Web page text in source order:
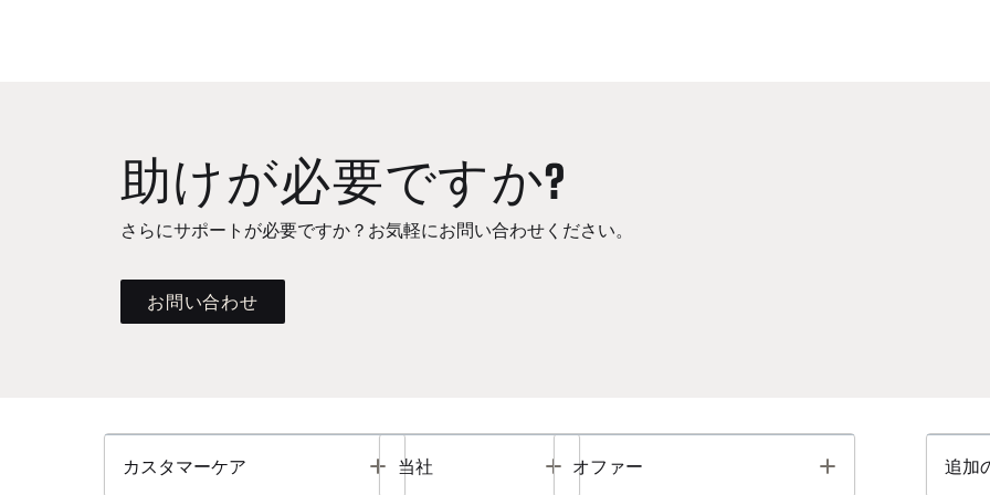
助けが必要ですか?
さらにサポートが必要ですか？お気軽にお問い合わせください。
お問い合わせ
カスタマーケア Toggle
当社 Toggle
オファー Toggle 追加